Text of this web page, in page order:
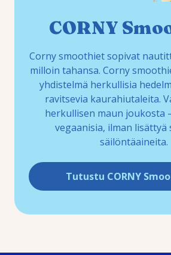
CORNY
Corny smoothiet sopivat
milloin tahansa. Corny
yhdistelmä herkullisia
ravitsevia kaurahiutaleita.
herkullisen maun joukosta
vegaanisia, ilman lisättyä
säilöntäaineita.
Tutustu CORNY